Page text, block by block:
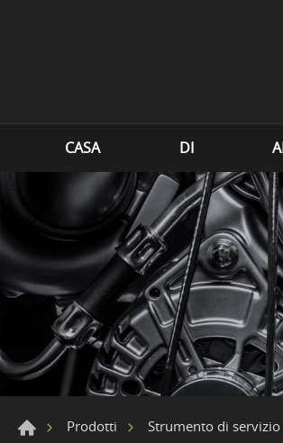
CASA DI
Prodotti Strumento di